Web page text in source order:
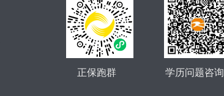
学历问题咨询
正保跑群